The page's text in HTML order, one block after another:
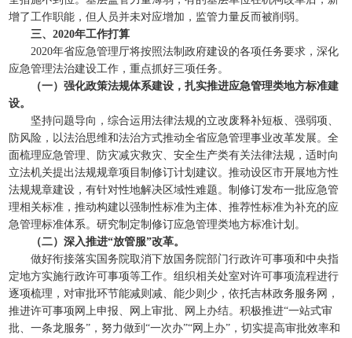
增了工作职能，但人员并未对应增加，监管力量反而被削弱。
三、2020年工作打算
2020年省应急管理厅将按照法制政府建设的各项任务要求，深化
应急管理法治建设工作，重点抓好三项任务。
（一）强化政策法规体系建设，扎实推进应急管理类地方标准建
设。
坚持问题导向，综合运用法律法规的立改废释补短板、强弱项、
防风险，以法治思维和法治方式推动全省应急管理事业改革发展。全
面梳理应急管理、防灾减灾救灾、安全生产类有关法律法规，适时向
立法机关提出法规规章项目制修订计划建议。推动设区市开展地方性
法规规章建设，有针对性地解决区域性难题。制修订发布一批应急管
理相关标准，推动构建以强制性标准为主体、推荐性标准为补充的应
急管理标准体系。研究制定制修订应急管理类地方标准计划。
（二）深入推进“放管服”改革。
做好衔接落实国务院取消下放国务院部门行政许可事项和中央指
定地方实施行政许可事项等工作。组织相关处室对许可事项流程进行
逐项梳理，对审批环节能减则减、能少则少，依托吉林政务服务网，
推进许可事项网上申报、网上审批、网上办结。积极推进“一站式审
批、一条龙服务”，努力做到“一次办”“网上办”，切实提高审批效率和